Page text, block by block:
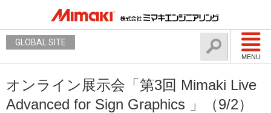
MENU
GLOBAL SITE
オンライン展示会「第3回 Mimaki Live
Advanced for Sign Graphics 」（9/2）